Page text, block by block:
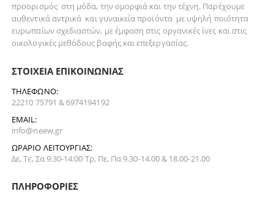
προορισμός στη μόδα, τηνομορφιά και τηντέχνη. Παρέχουμε
αυθεντικάαντρικά καιγυναικείαπροϊόντα με υψηλή ποιότητα
ευρωπαίων σχεδιαστών, με έμφαση στις οργανικές ίνες και στις
οικολογικές μεθόδους βαφής και επεξεργασίας.
ΣΤΟΙΧΕΊΑ ΕΠΙΚΟΙΝΩΝΊΑΣ
ΤΗΛΈΦΩΝΟ:
22210 75791 & 6974194192
EMAIL:
info@neew.gr
ΩΡΆΡΙΟ ΛΕΙΤΟΥΡΓΊΑΣ:
Δε, Τε, Σα 9:30-14:00 Τρ, Πε, Πα 9.30-14.00 & 18.00-21.00
ΠΛΗΡΟΦΟΡΊΕΣ